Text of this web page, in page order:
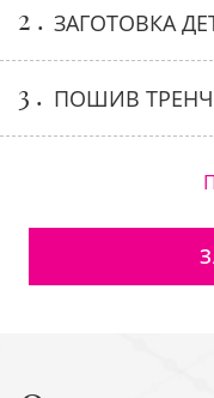
2 . ЗАГОТОВКА
3 . ПОШИВ